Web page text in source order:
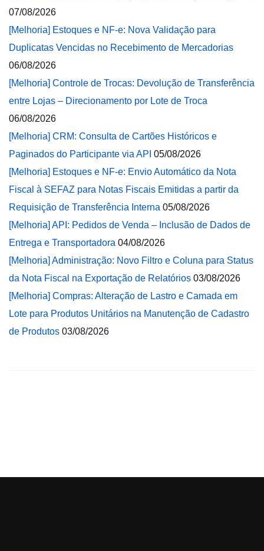
07/08/2026
[Melhoria] Estoques e NF-e: Nova Validação para
Duplicatas Vencidas no Recebimento de Mercadorias
06/08/2026
[Melhoria] Controle de Trocas: Devolução de Transferência
entre Lojas – Direcionamento por Lote de Troca
06/08/2026
[Melhoria] CRM: Consulta de Cartões Históricos e
Paginados do Participante via API 05/08/2026
[Melhoria] Estoques e NF-e: Envio Automático da Nota
Fiscal à SEFAZ para Notas Fiscais Emitidas a partir da
Requisição de Transferência Interna 05/08/2026
[Melhoria] API: Pedidos de Venda – Inclusão de Dados de
Entrega e Transportadora 04/08/2026
[Melhoria] Administração: Novo Filtro e Coluna para Status
da Nota Fiscal na Exportação de Relatórios 03/08/2026
[Melhoria] Compras: Alteração de Lastro e Camada em
Lote para Produtos Unitários na Manutenção de Cadastro
de Produtos 03/08/2026